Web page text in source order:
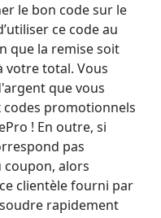
le bon code sur le
ce code au
que la remise soit
votre total. Vous
que vous
codes promotionnels
! En outre, si
pas
coupon, alors
clientèle fourni par
rapidement